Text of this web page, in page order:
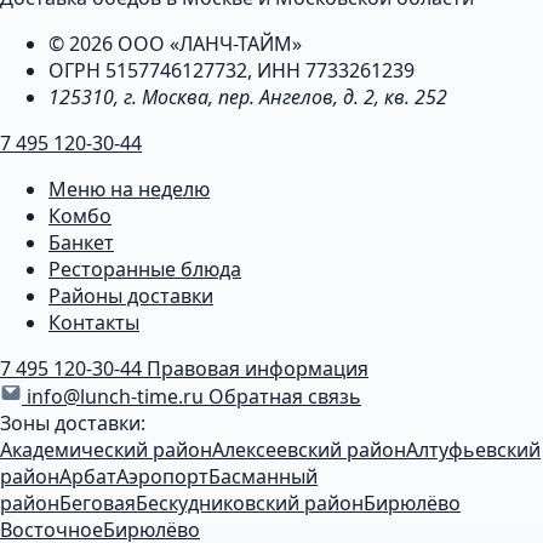
© 2026 ООО «ЛАНЧ-ТАЙМ»
ОГРН 5157746127732, ИНН 7733261239
125310, г. Москва, пер. Ангелов, д. 2, кв. 252
7 495 120-30-44
Меню на неделю
Комбо
Банкет
Ресторанные блюда
Районы доставки
Контакты
7 495 120-30-44 Правовая информация
info@lunch-time.ru Обратная связь
Зоны доставки:
Академический районАлексеевский районАлтуфьевский
районАрбатАэропортБасманный
районБеговаяБескудниковский районБирюлёво
ВосточноеБирюлёво